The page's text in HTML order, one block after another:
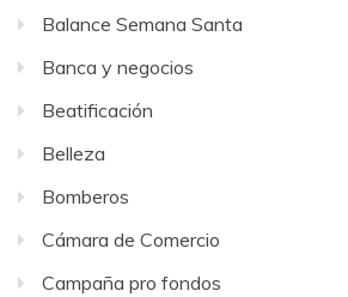
Balance Semana Santa
Banca y negocios
Beatificación
Belleza
Bomberos
Cámara de Comercio
Campaña pro fondos